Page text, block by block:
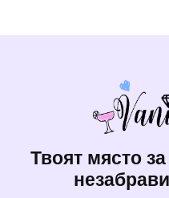
Твоят място